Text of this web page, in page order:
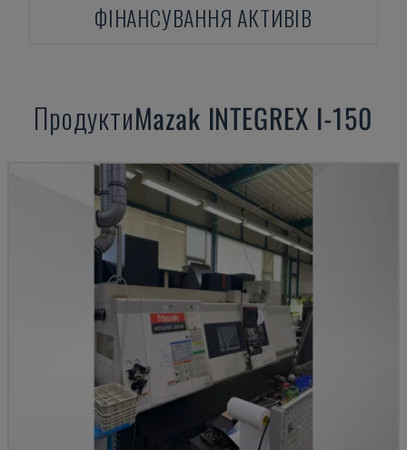
ФІНАНСУВАННЯ АКТИВІВ
ПродуктиMazak INTEGREX I-150